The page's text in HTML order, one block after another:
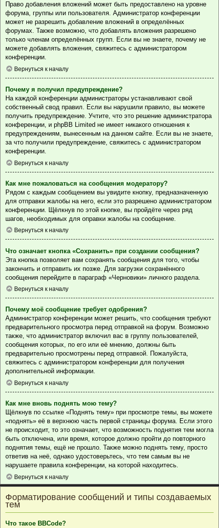
Право добавления вложений может быть предоставлено на уровне
форума, группы или пользователя. Администратор конференции
может не разрешить добавление вложений в определённых
форумах. Также возможно, что добавлять вложения разрешено
только членам определённых групп. Если вы не знаете, почему не
можете добавлять вложения, свяжитесь с администратором
конференции.
Вернуться к началу
Почему я получил предупреждение?
На каждой конференции администраторы устанавливают свой
собственный свод правил. Если вы нарушили правило, вы можете
получить предупреждение. Учтите, что это решение администратора
конференции, и phpBB Limited не имеет никакого отношения к
предупреждениям, вынесенным на данном сайте. Если вы не знаете,
за что получили предупреждение, свяжитесь с администратором
конференции.
Вернуться к началу
Как мне пожаловаться на сообщения модератору?
Рядом с каждым сообщением вы увидите кнопку, предназначенную
для отправки жалобы на него, если это разрешено администратором
конференции. Щёлкнув по этой кнопке, вы пройдёте через ряд
шагов, необходимых для оправки жалобы на сообщение.
Вернуться к началу
Что означает кнопка «Сохранить» при создании сообщения?
Эта кнопка позволяет вам сохранять сообщения для того, чтобы
закончить и отправить их позже. Для загрузки сохранённого
сообщения перейдите в параграф «Черновики» личного раздела.
Вернуться к началу
Почему моё сообщение требует одобрения?
Администратор конференции может решить, что сообщения требуют
предварительного просмотра перед отправкой на форум. Возможно
также, что администратор включил вас в группу пользователей,
сообщения которых, по его или её мнению, должны быть
предварительно просмотрены перед отправкой. Пожалуйста,
свяжитесь с администратором конференции для получения
дополнительной информации.
Вернуться к началу
Как мне вновь поднять мою тему?
Щёлкнув по ссылке «Поднять тему» при просмотре темы, вы можете
«поднять» её в верхнюю часть первой страницы форума. Если этого
не происходит, то это означает, что возможность поднятия тем могла
быть отключена, или время, которое должно пройти до повторного
поднятия темы, ещё не прошло. Также можно поднять тему, просто
ответив на неё, однако удостоверьтесь, что тем самым вы не
нарушаете правила конференции, на которой находитесь.
Вернуться к началу
Форматирование сообщений и типы создаваемых
тем
Что такое BBCode?